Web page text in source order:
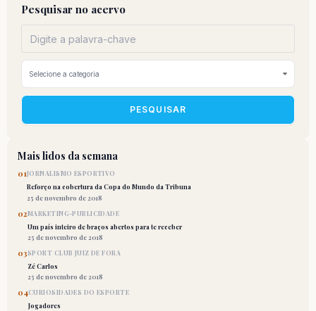
Pesquisar no acervo
PESQUISAR
Mais lidos da semana
01JORNALISMO ESPORTIVO
Reforço na cobertura da Copa do Mundo da Tribuna
25 de novembro de 2018
02MARKETING-PUBLICIDADE
Um país inteiro de braços abertos para te receber
25 de novembro de 2018
03SPORT CLUB JUIZ DE FORA
Zé Carlos
25 de novembro de 2018
04CURIOSIDADES DO ESPORTE
Jogadores